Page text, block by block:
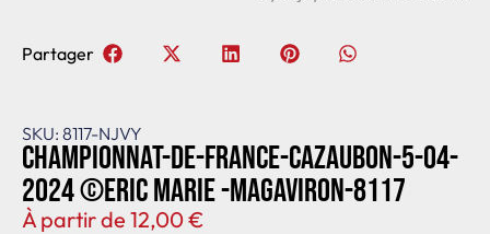
SKU: 8117-NJVY
Championnat-de-France-Cazaubon-5-04-
2024 ©Eric Marie -MagAviron-8117
À partir de 12,00€
Partager